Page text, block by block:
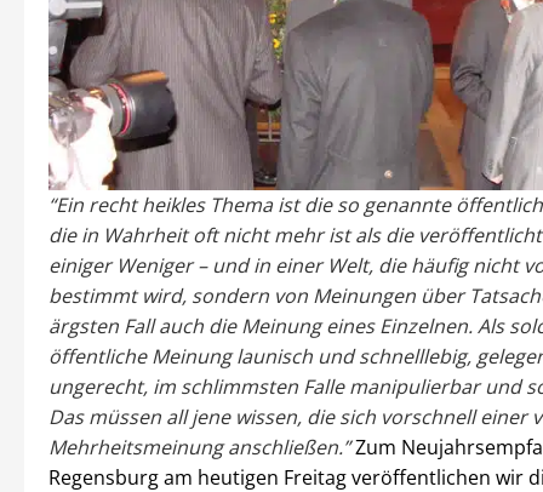
“Ein recht heikles Thema ist die so genannte
die in Wahrheit oft nicht mehr ist als die
einiger Weniger – und in einer Welt, die häufig nicht
bestimmt wird, sondern von Meinungen über
ärgsten Fall auch die Meinung eines Einzelnen.Als
öffentliche Meinung launisch und schnelllebig,
ungerecht, im schlimmsten Falle manipulierbar und
Das müssen all jene wissen, die sich vorschnell einer
Mehrheitsmeinung anschließen.”Zum
Regensburg am heutigen Freitag veröffentlichen wir